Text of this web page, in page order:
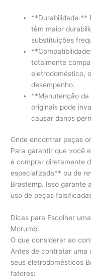
**Durabilidade:**
têm maior
substituições
totalmente
eletrodoméstico,
desempenho.
**Manutenção da
originais pode
causar danos
Onde encontrar peças
Para garantir que você
é comprar diretamente
especializada** ou de
Brastemp. Isso garante
uso de peças
Dicas para Escolher
Morumbi
O que considerar ao
Antes de contratar uma
seus eletrodomésticos
fatores: